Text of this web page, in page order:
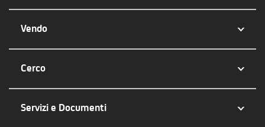
Vendo
Cerco
Servizi e Documenti